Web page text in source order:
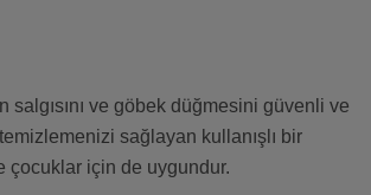
salgısını ve göbek düğmesini güvenli ve
sağlayan kullanışlı bir
çocuklar için de uygundur.